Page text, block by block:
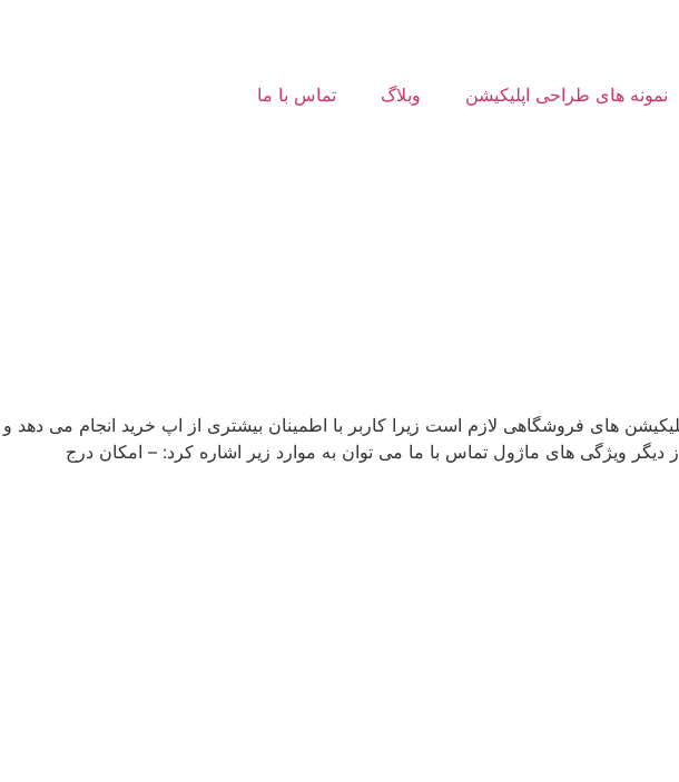
نمونه های طراحی اپلیکیشن وبلاگ تماس با ما
های فروشگاهی لازم است زیرا کاربر با اطمینان بیشتری از اپ خرید انجام می دهد و
ویژگی های ماژول تماس با ما می توان به موارد زیر اشاره کرد: – امکان درج